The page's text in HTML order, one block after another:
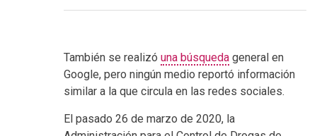
También se realizó una búsqueda general en
Google, pero ningún medio reportó información
similar a la que circula en las redes sociales.
El pasado 26 de marzo de 2020, la